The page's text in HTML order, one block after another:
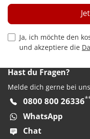
Privacy Policy
Ja, ich möchte den
und akzeptiere die
Hast du Fragen?
Melde dich gerne bei
0800 800 26336
WhatsApp
Chat